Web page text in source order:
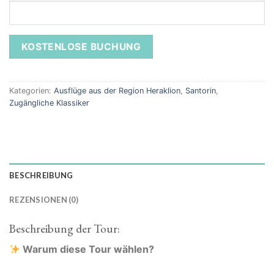
Kategorien: Ausflüge aus der Region Heraklion Santorin
Zugängliche Klassiker
BESCHREIBUNG
REZENSIONEN (0)
Beschreibung der Tour:
Warum diese Tour wählen?